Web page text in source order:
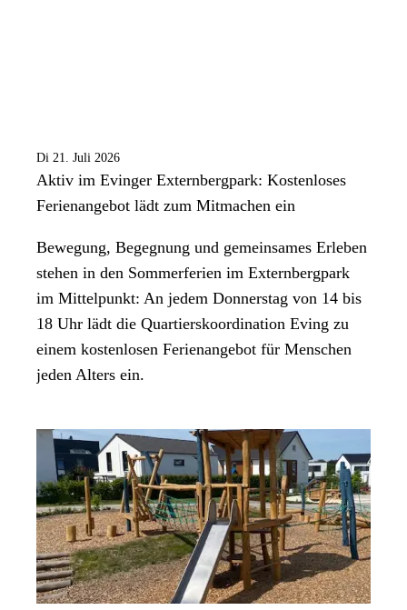
Di 21. Juli 2026
Aktiv im Evinger Externbergpark: Kostenloses
Ferienangebot lädt zum Mitmachen ein
Bewegung, Begegnung und gemeinsames Erleben
stehen in den Sommerferien im Externbergpark
im Mittelpunkt: An jedem Donnerstag von 14 bis
18 Uhr lädt die Quartierskoordination Eving zu
einem kostenlosen Ferienangebot für Menschen
jeden Alters ein.